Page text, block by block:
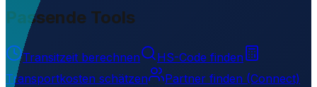
Passende Tools
Transitzeit berechnen
HS-Code finden
Transportkosten schätzen
Partner finden (Connect)